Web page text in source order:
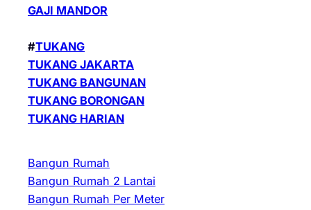
GAJI MANDOR
#TUKANG
TUKANG JAKARTA
TUKANG BANGUNAN
TUKANG BORONGAN
TUKANG HARIAN
Bangun Rumah
Bangun Rumah 2 Lantai
Bangun Rumah Per Meter